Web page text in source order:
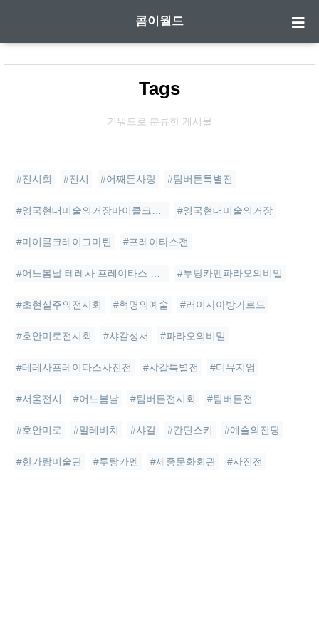
콤이월드
Tags
키워드로 분류한 게시물
#전시회 #전시 #어째든사랑 #팀버튼특별전
#영국현대미술의거장
#마이클크레이그마틴 #프레이타스전
#투탕카멘파라오의비밀
#초현실주의전시회 #혁명의예술 #러이사아방가르드
#호안미로전시회 #샤갈성서 #파라오의비밀
#테레사프레이타스사진전 #샤갈특별전 #디뮤지엄
#서울전시 #어느봄날 #팀버튼전시회 #팀버튼전
#호안미로 #말레비치 #샤갈 #칸딘스키 #예술의전당
#한가람미술관 #투탕카멘 #세종문화회관 #사진전